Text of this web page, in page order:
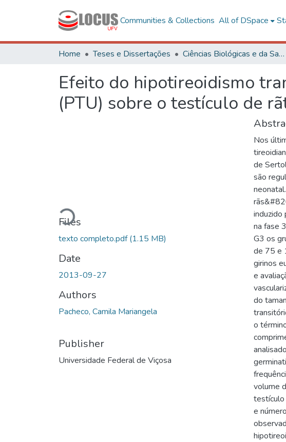
Communities & Collections All of DSpace
Home Teses e Dissertações Ciências Biológicas e da Saúde
Efeito do hipotireoidismo
(PTU) sobre o testículo de
Loading...
Files
texto completo.pdf(1.15 MB)
Date
2013-09-27
Authors
Pacheco, Camila Mariangela
Publisher
Universidade Federal de Viçosa
Nos
de
são
induzido
na fase
G3 os
de 75 e
girinos
e
do
o
volume
testículo
e